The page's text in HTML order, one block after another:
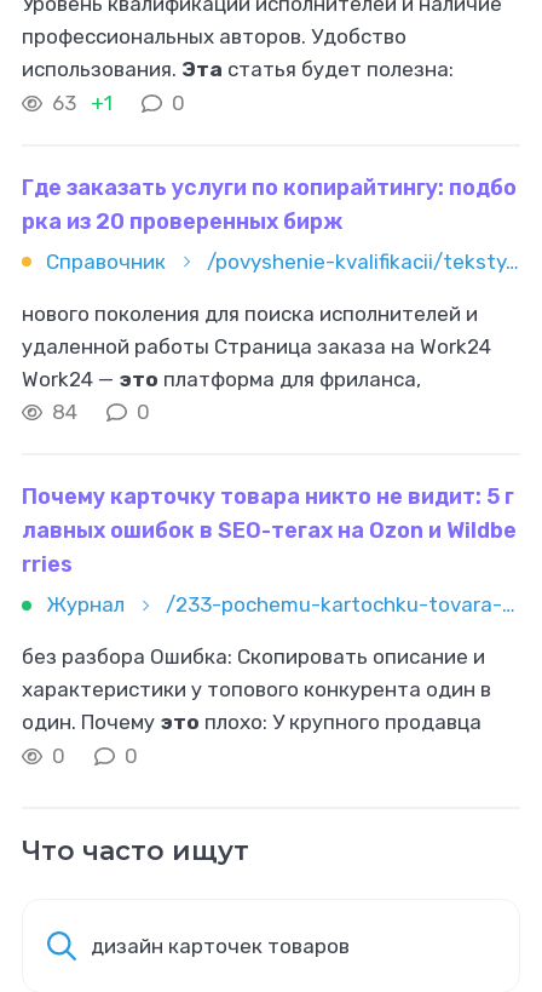
профессиональных авторов. Удобство
использования. Эта статья будет полезна:
предпринимателям; владельцам малого и
63 +1 0
Где заказать услуги по копирайтингу: подбо
рка из 20 проверенных бирж
Справочник /povyshenie-kvalifikacii/teksty/kopirajting/gde-zakazat-uslugi-po-kopirajtingu
нового поколения для поиска исполнителей и
удаленной работы Страница заказа на Work24
Work24 — это платформа для фриланса,
объединяющая специалистов сферы
84 0
Почему карточку товара никто не видит: 5 г
лавных ошибок в SEO-тегах на Ozon и Wildbe
rries
Журнал /233-pochemu-kartochku-tovara-nikto-ne-vidit-5-glavnyh-oshibok-v-seo-tegah-na-ozon-i-wildberries
без разбора Ошибка: Скопировать описание и
характеристики у топового конкурента один в
один. Почему это плохо: У крупного продавца
карточка уже имеет историю продаж, отзывы и
0 0
Что часто ищут
дизайн карточек товаров